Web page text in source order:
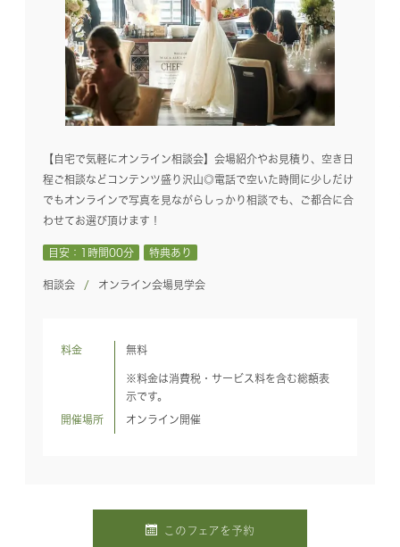
【自宅で気軽にオンライン相談会】会場紹介やお見積り、空き日
程ご相談などコンテンツ盛り沢山◎電話で空いた時間に少しだけ
でもオンラインで写真を見ながらしっかり相談でも、ご都合に合
わせてお選び頂けます！
目安：1時間00分 特典あり
相談会 オンライン会場見学会
料金 無料
※料金は消費税・サービス料を含む総額表
示です。
開催場所 オンライン開催
このフェアを予約